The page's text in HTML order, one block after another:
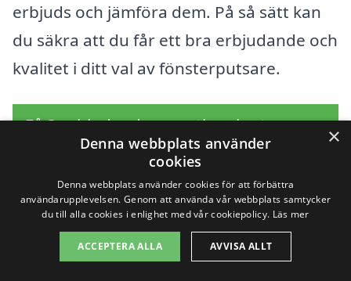
erbjuds och jämföra dem. På så sätt kan
du säkra att du får ett bra erbjudande och
kvalitet i ditt val av fönsterputsare.
Få 3 erbjudanden, gratis och utan
förpliktelser
Sök efter en
×
Denna webbplats använder
cookies
Denna webbplats använder cookies för att förbättra
användarupplevelsen. Genom att använda vår webbplats samtycker
du till alla cookies i enlighet med vår cookiepolicy. Läs mer
ACCEPTERA ALLA AVVISA ALLT